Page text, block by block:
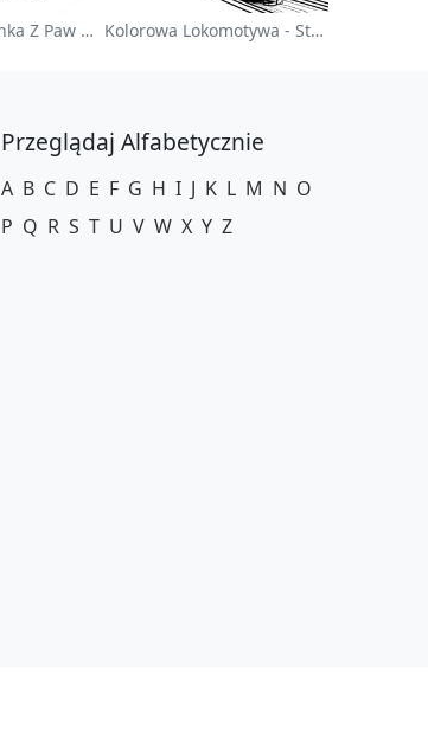
Chase Kolorowanka Z Paw Patrol Kolorowa Lokomotywa - Strona Do Kolorowania
Przeglądaj Alfabetycznie
A B C D E F G H I J K L M N O
P Q R S T U V W X Y Z